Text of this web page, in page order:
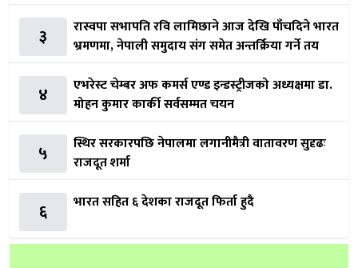
३
रास्वपा सभापति रवि लामिछाने आज देखि पाँचदिने भारत
भ्रमणमा, नेपाली समुदाय संग समेत अन्तर्क्रिया गर्ने तय
४
एभरेस्ट चेम्बर अफ कमर्स एण्ड इन्डस्ट्रीजको अध्यक्षमा डा.
मोहन कुमार कार्की सर्वसम्मत चयन
५
स्थिर सरकारपछि नेपालमा लगानीमैत्री वातावरण सुदृढः
राजदूत शर्मा
६ भारत सहित ६ देशका राजदूत फिर्ता हुदै